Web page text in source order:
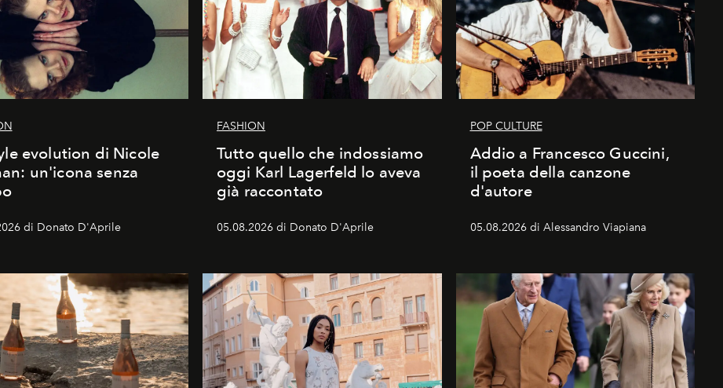
evolution di Nicole
un'icona senza
di Donato D'Aprile
FASHION
Tutto quello che indossiamo
oggi Karl Lagerfeld lo aveva
già raccontato
05.08.2026 di Donato D'Aprile
POP CULTURE
Addio a Francesco Guccini,
il poeta della canzone
d'autore
05.08.2026 di Alessandro Viapiana